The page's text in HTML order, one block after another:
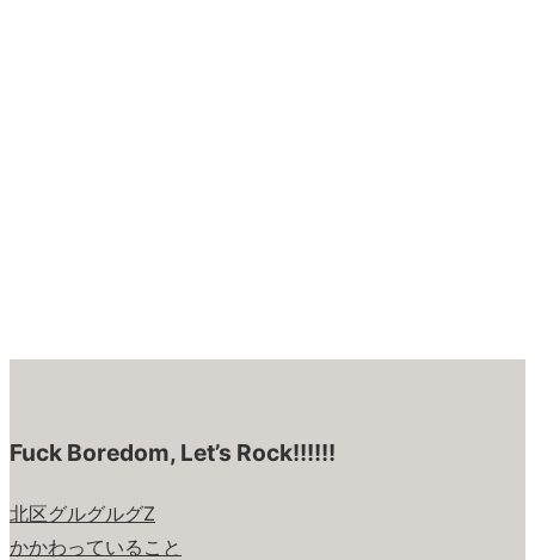
Fuck Boredom, Let’s Rock!!!!!!
北区グルグルグZ
かかわっていること